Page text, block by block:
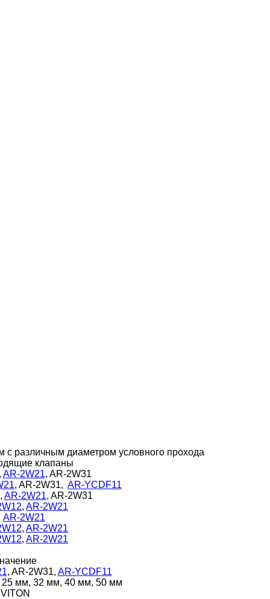
различным диаметром условного прохода
клапаны
AR-2W21, AR-2W31
, AR-2W31, AR-YCDF11
, AR-2W21, AR-2W31
, AR-2W21
AR-2W21
, AR-2W21
, AR-2W21
, AR-2W31, AR-YCDF11
мм, 32 мм, 40 мм, 50 мм
VITON